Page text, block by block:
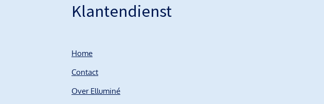
Klantendienst
Home
Contact
Over Elluminé